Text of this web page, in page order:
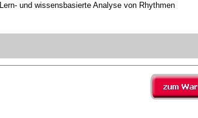
Lern- und wissensbasierte Analyse von Rhythmen